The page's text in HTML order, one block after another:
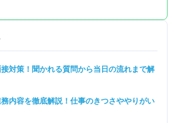
対策！聞かれる質問から当日の流れまで解
内容を徹底解説！仕事のきつさややりがい